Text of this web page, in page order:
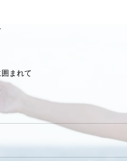
まれて